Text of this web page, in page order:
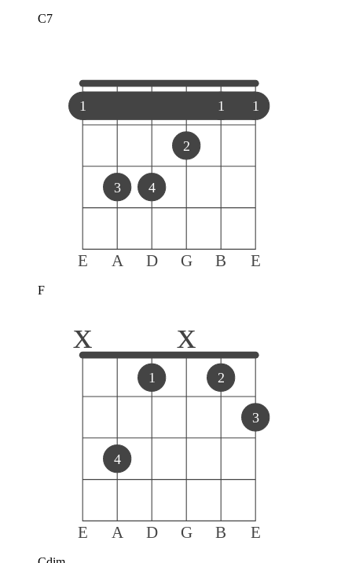
C7
E A D G B E
1 1 1
3 4
2
F
E A D G B E
x
4
1
x
2
3